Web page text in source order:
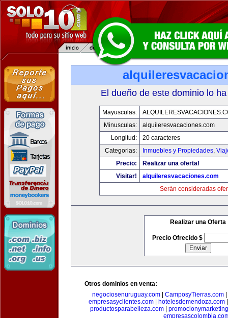
El dueño de este dominio lo
Mayusculas:
Minusculas:
alquileresvacaciones.com
Longitud:
20 caracteres
Categorias:
Inmuebles y Propiedades,
Precio:
Realizar una oferta!
Visitar!
alquileresvacaciones.com
Serán consideradas
Realizar una Oferta
Precio Ofrecido $
Otros dominios en venta:
negociosenuruguay.com
CamposyTierras.com
empresasyclientes.com
hotelesdemendoza.com
productosparabelleza.com